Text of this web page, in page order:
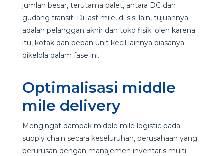
jumlah besar, terutama palet, antara DC dan
gudang transit. Di last mile, di sisi lain, tujuannya
adalah pelanggan akhir dan toko fisik; oleh karena
itu, kotak dan beban unit kecil lainnya biasanya
dikelola dalam fase ini.
Optimalisasi middle
mile delivery
Mengingat dampak middle mile logistic pada
supply chain secara keseluruhan, perusahaan yang
berurusan dengan manajemen inventaris multi-